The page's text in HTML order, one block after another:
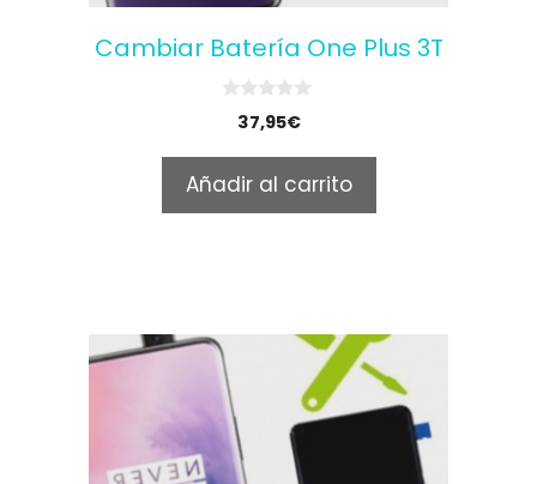
Cambiar Batería One Plus 3T
o
f
5
37,95€
Añadir al carrito